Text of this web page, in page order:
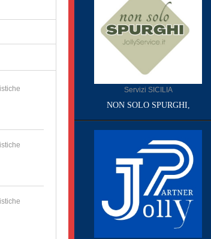
Servizi SICILIA
NON SOLO SPURGHI,